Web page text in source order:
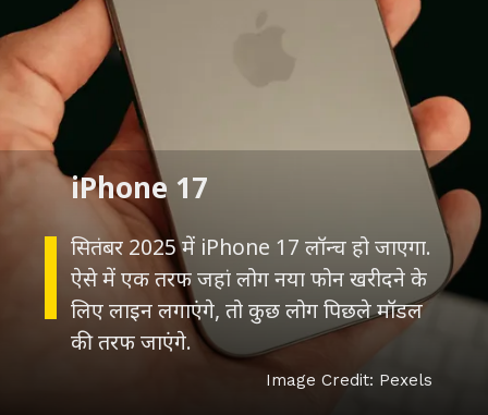
सितंबर 2025 में iPhone 17 लॉन्च हो जाएगा.
ऐसे में एक तरफ जहां लोग नया फोन खरीदने के
लिए लाइन लगाएंगे, तो कुछ लोग पिछले मॉडल
iPhone 17